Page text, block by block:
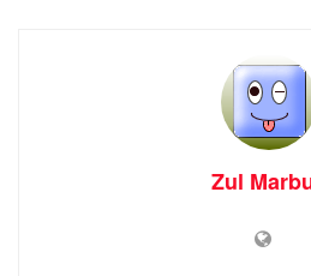
Zul